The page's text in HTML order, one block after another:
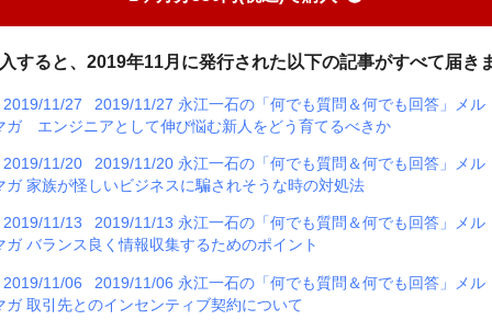
すると、2019年11月に発行された以下の記事がすべて届き
2019/11/27
2019/11/27 永江一石の「何でも質問＆何でも回答」メル
ガ エンジニアとして伸び悩む新人をどう育てるべきか
2019/11/20
2019/11/20 永江一石の「何でも質問＆何でも回答」メル
ガ 家族が怪しいビジネスに騙されそうな時の対処法
2019/11/13
2019/11/13 永江一石の「何でも質問＆何でも回答」メル
ガ バランス良く情報収集するためのポイント
2019/11/06
2019/11/06 永江一石の「何でも質問＆何でも回答」メル
ガ 取引先とのインセンティブ契約について